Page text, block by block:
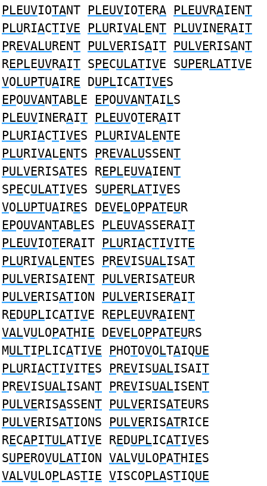
PLEUVIOTANT PLEUVIOTERA PLEUVRAIENT
PLURIACTIVE PLURIVALENT PLUVINERAIT
PREVALURENT PULVERISAIT PULVERISANT
REPLEUVRAIT SPECULATIVE SUPERLATIVE
VOLUPTUAIRE DUPLICATIVES
EPOUVANTABLE EPOUVANTAILS
PLEUVINERAIT PLEUVOTERAIT
PLURIACTIVES PLURIVALENTE
PLURIVALENTS PREVALUSSENT
PULVERISATES REPLEUVAIENT
SPECULATIVES SUPERLATIVES
VOLUPTUAIRES DEVELOPPATEUR
EPOUVANTABLES PLEUVASSERAIT
PLEUVIOTERAIT PLURIACTIVITE
PLURIVALENTES PREVISUALISAT
PULVERISAIENT PULVERISATEUR
PULVERISATION PULVERISERAIT
REDUPLICATIVE REPLEUVRAIENT
VALVULOPATHIE DEVELOPPATEURS
MULTIPLICATIVE PHOTOVOLTAIQUE
PLURIACTIVITES PREVISUALISAIT
PREVISUALISANT PREVISUALISENT
PULVERISASSENT PULVERISATEURS
PULVERISATIONS PULVERISATRICE
RECAPITULATIVE REDUPLICATIVES
SUPEROVULATION VALVULOPATHIES
VALVULOPLASTIE VISCOPLASTIQUE